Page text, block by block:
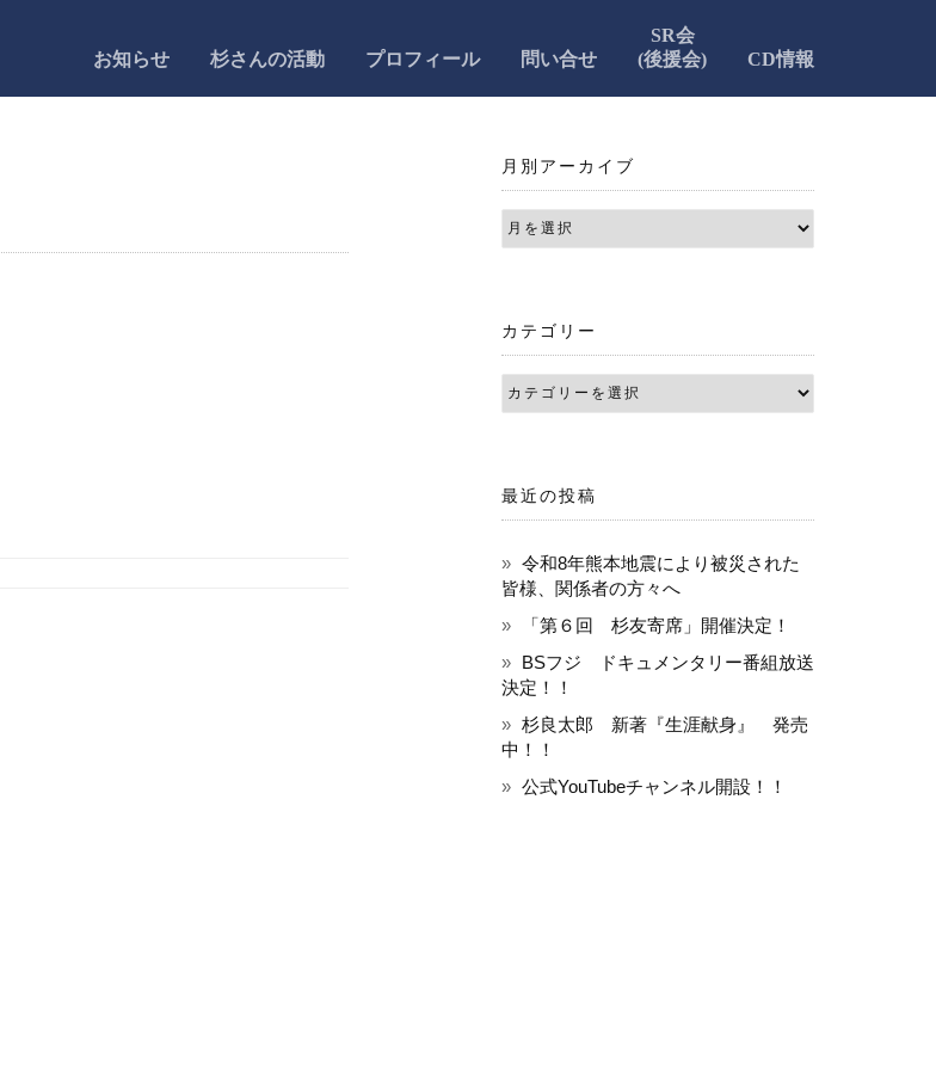
お知らせ 杉さんの活動 プロフィール 問い合せ
SR会
(後援会)
CD情報
月別アーカイブ
カテゴリー
最近の投稿
令和8年熊本地震により被災された
皆様、関係者の方々へ
「第６回 杉友寄席」開催決定！
BSフジ ドキュメンタリー番組放送
決定！！
杉良太郎 新著『生涯献身』 発売
中！！
公式YouTubeチャンネル開設！！